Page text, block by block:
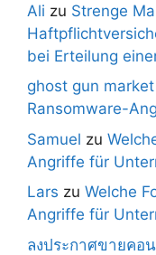
Ali zu Strenge
bei Erteilung
ghost gun market
Ransomware-
Samuel zu
Angriffe für
Lars zu Welche
Angriffe für
ลงประกาศขายคอ